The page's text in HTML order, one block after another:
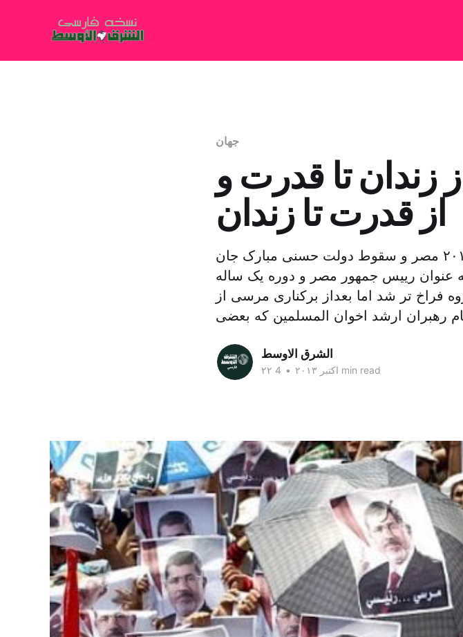
جهان
زندان تا قدرت و
از قدرت تا زندان
اخوان المسلمین بعد از انقلاب ژانویه ٢٠١١ مصر و سقوط دولت حسنى مبارک جان
عنوان رییس جمهور مصر و دوره یک ساله
تر شد اما بعداز برکنارى مرسى از
الشرق الاوسط
۲۲ اکتبر ۲۰۱۳ • 4 min read